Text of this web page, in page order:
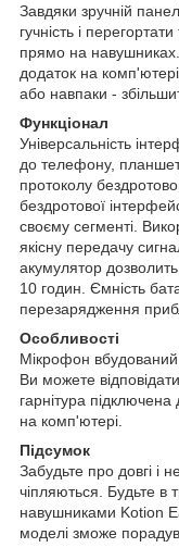
Завдяки зручній
гучність і
прямо на
додаток на
або навпаки -
Функціонал
Універсальність
до телефону,
протоколу
бездротової
своєму сегменті.
якісну передачу
акумулятор
10 годин. Ємність
перезарядження
Особливості
Мікрофон
Ви можете
гарнітура
на комп'ютері.
Підсумок
Забудьте про довгі і
чіпляються. Будьте в
навушниками Kotion
моделі зможе